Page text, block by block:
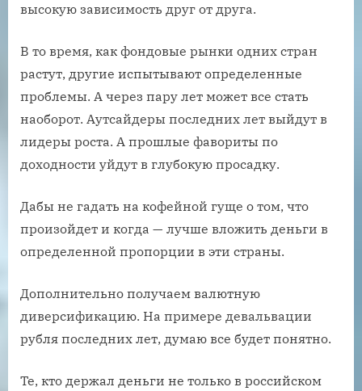
высокую зависимость друг от друга.
В то время, как фондовые рынки одних стран
растут, другие испытывают определенные
проблемы. А через пару лет может все стать
наоборот. Аутсайдеры последних лет выйдут в
лидеры роста. А прошлые фавориты по
доходности уйдут в глубокую просадку.
Дабы не гадать на кофейной гуще о том, что
произойдет и когда — лучше вложить деньги в
определенной пропорции в эти страны.
Дополнительно получаем валютную
диверсификацию. На примере девальвации
рубля последних лет, думаю все будет понятно.
Те, кто держал деньги не только в российском